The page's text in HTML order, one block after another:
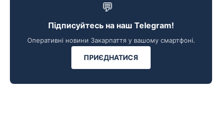
💬
Підписуйтесь на наш Telegram!
Оперативні новини Закарпаття у вашому смартфоні.
ПРИЄДНАТИСЯ